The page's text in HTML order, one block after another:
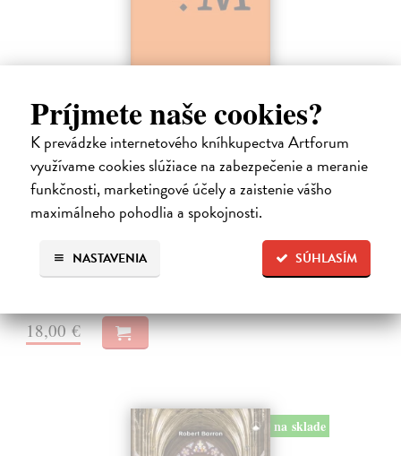
Príjmete naše cookies?
K prevádzke internetového kníhkupectva Artforum
využívame cookies slúžiace na zabezpečenie a meranie
funkčnosti, marketingové účely a zaistenie vášho
maximálneho pohodlia a spokojnosti.
SÚHLASÍM
NASTAVENIA
Dominik Mokoš OFM (1718-1776) a jeho
kazateľská tvorba
Škovierová Angela| Kniha
Ide o titul, ktorým naše vydavateľstvo pokračuje v mapovaní
Mokoš patril medzi najplodnejších a najpozoruhodnejších slovenských
autorov homiletickej…
18,00 €
na sklade